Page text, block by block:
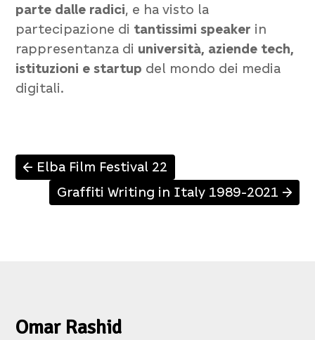
parte dalle radici, e ha visto la
partecipazione di tantissimi speaker in
rappresentanza di università, aziende tech,
istituzioni e startup del mondo dei media
digitali.
↑ Elba Film Festival 22
Graffiti Writing in Italy 1989-2021 ↑
Omar Rashid